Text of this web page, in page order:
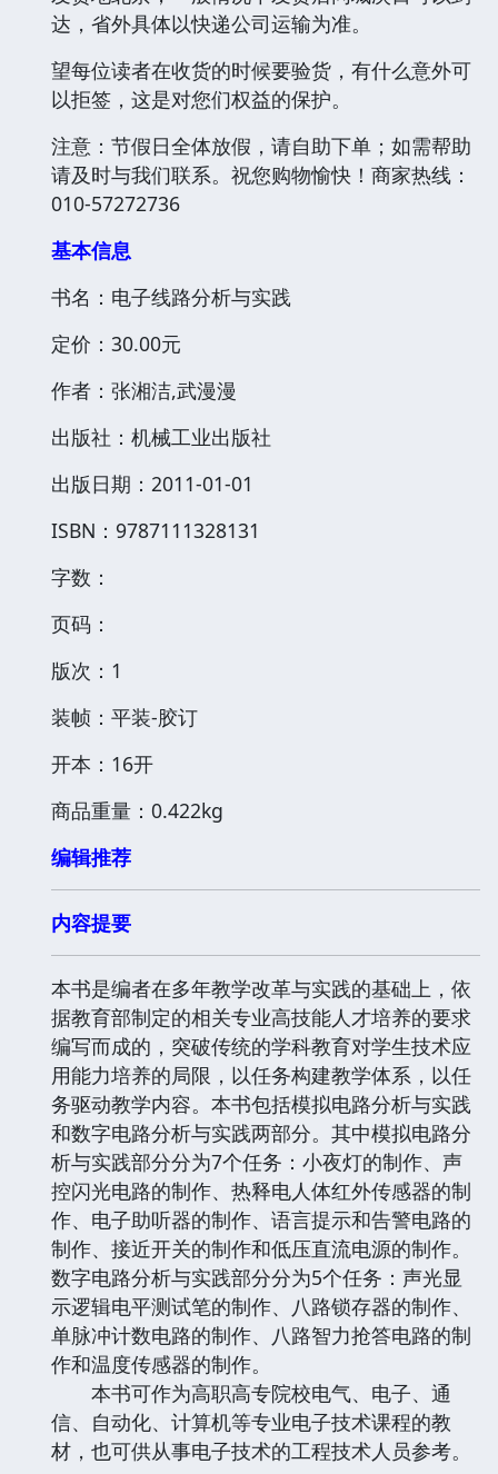
达，省外具体以快递公司运输为准。
望每位读者在收货的时候要验货，有什么意外可
以拒签，这是对您们权益的保护。
注意：节假日全体放假，请自助下单；如需帮助
请及时与我们联系。祝您购物愉快！商家热线：
010-57272736
基本信息
书名：电子线路分析与实践
定价：30.00元
作者：张湘洁,武漫漫
出版社：机械工业出版社
出版日期：2011-01-01
ISBN：9787111328131
字数：
页码：
版次：1
装帧：平装-胶订
开本：16开
商品重量：0.422kg
编辑推荐
内容提要
本书是编者在多年教学改革与实践的基础上，依
据教育部制定的相关专业高技能人才培养的要求
编写而成的，突破传统的学科教育对学生技术应
用能力培养的局限，以任务构建教学体系，以任
务驱动教学内容。本书包括模拟电路分析与实践
和数字电路分析与实践两部分。其中模拟电路分
析与实践部分分为7个任务：小夜灯的制作、声
控闪光电路的制作、热释电人体红外传感器的制
作、电子助听器的制作、语言提示和告警电路的
制作、接近开关的制作和低压直流电源的制作。
数字电路分析与实践部分分为5个任务：声光显
示逻辑电平测试笔的制作、八路锁存器的制作、
单脉冲计数电路的制作、八路智力抢答电路的制
作和温度传感器的制作。
本书可作为高职高专院校电气、电子、通
信、自动化、计算机等专业电子技术课程的教
材，也可供从事电子技术的工程技术人员参考。